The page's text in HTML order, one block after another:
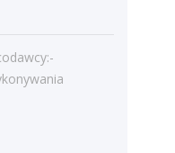
świętokrzyskim
murarzy